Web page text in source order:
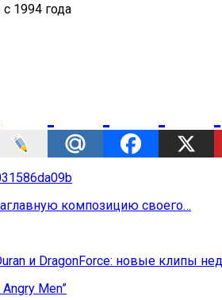
1994 года
композицию своего…
и DragonForce: новые клипы